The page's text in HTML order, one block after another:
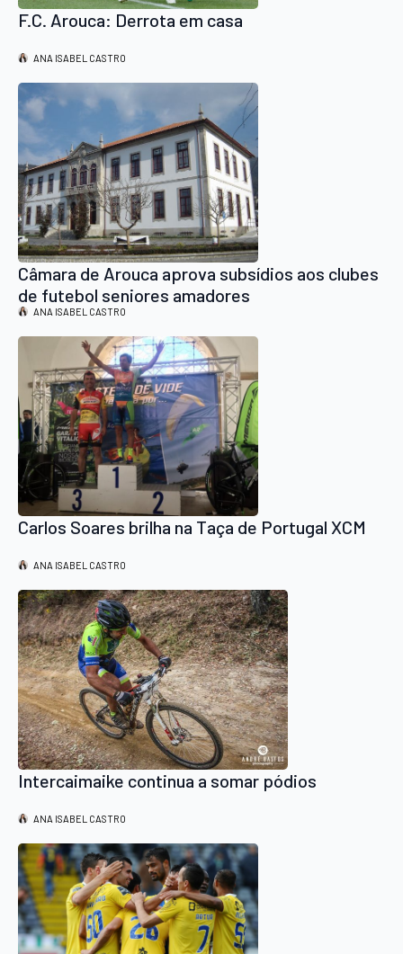
F.C. Arouca: Derrota em casa
ANA ISABEL CASTRO
Câmara de Arouca aprova subsídios aos clubes
de futebol seniores amadores
ANA ISABEL CASTRO
Carlos Soares brilha na Taça de Portugal XCM
ANA ISABEL CASTRO
Intercaimaike continua a somar pódios
ANA ISABEL CASTRO